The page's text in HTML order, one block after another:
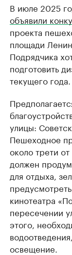
В июле 2025
объявили
проекта
площади
Подрядчика
подготовить
текущего
улицы:
Пешеходное
около трети
должен
для отдыха,
кинотеатра
пересечении
этого,
освещение.